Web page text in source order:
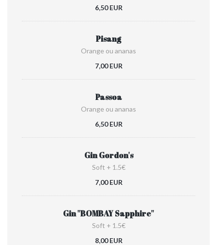
6,50 EUR
Pisang
Orange ou ananas
7,00 EUR
Passoa
Orange ou ananas
6,50 EUR
Gin Gordon's
Soft + 1.5€
7,00 EUR
Gin ''BOMBAY Sapphire''
Soft + 1.5€
8,00 EUR